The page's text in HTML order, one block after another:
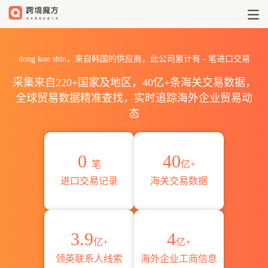
dong koo shin，来自韩国的供应商，此公司累计有 -笔进口交易
采集来自220+国家及地区，40亿+条海关交易数据，
全球贸易数据精准查找，实时追踪海外企业贸易动
态
0 笔
进口交易记录
40亿+
海关交易数据
3.9亿+
领英联系人线索
4亿+
海外企业工商信息